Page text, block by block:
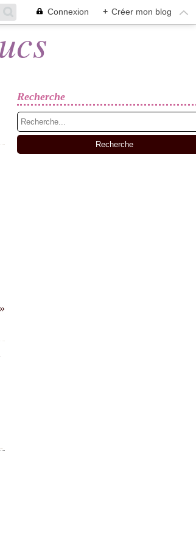
Connexion + Créer mon blog
Recherche